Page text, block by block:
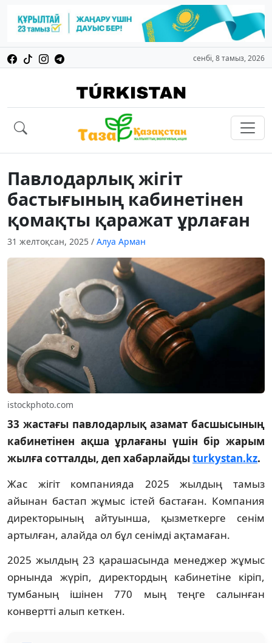
сенбі, 8 тамыз, 2026
Павлодарлық жігіт
бастығының кабинетінен
қомақты қаражат ұрлаған
31 желтоқсан, 2025 / Алуа Арман
istockphoto.com
33 жастағы павлодарлық азамат басшысының
кабинетінен ақша ұрлағаны үшін бір жарым
жылға сотталды, деп хабарлайдыturkystan.kz.
Жас жігіт компанияда 2025 жылдың тамыз
айынан бастап жұмыс істей бастаған. Компания
директорының айтуынша, қызметкерге сенім
артылған, алайда ол бұл сенімді ақтамаған.
2025 жылдың 23 қарашасында менеджер жұмыс
орнында жүріп, директордың кабинетіне кіріп,
тумбаның ішінен 770 мың теңге салынған
конвертті алып кеткен.